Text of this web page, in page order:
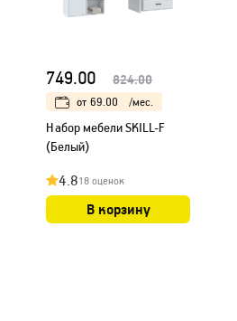
749.00 824.00
от 69.00 /мес.
Набор мебели SKILL-F
(Белый)
4.818 оценок
В корзину